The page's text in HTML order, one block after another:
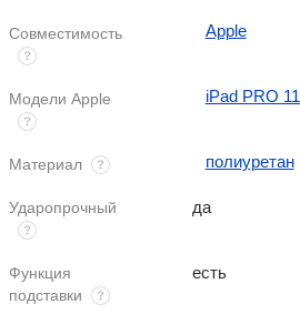
Совместимость Apple
Модели Apple iPad PRO
Материал полиуретан
Ударопрочный да
Функция
подставки
есть